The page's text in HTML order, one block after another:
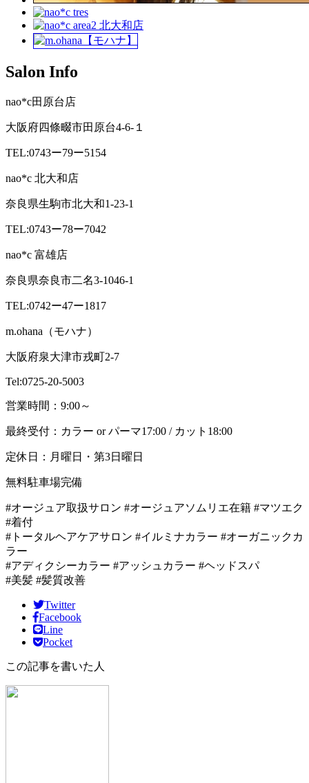
Salon Info
nao*c田原台店
大阪府四條畷市田原台4-6-１
TEL:0743ー79ー5154
nao*c 北大和店
奈良県生駒市北大和1-23-1
TEL:0743ー78ー7042
nao*c 富雄店
奈良県奈良市二名3-1046-1
TEL:0742ー47ー1817
m.ohana（モハナ）
大阪府泉大津市戎町2-7
Tel:0725-20-5003
営業時間：9:00～
最終受付：カラー or パーマ17:00 / カット18:00
定休日：月曜日・第3日曜日
無料駐車場完備
#オージュア取扱サロン #オージュアソムリエ在籍 #マツエク
#着付
#トータルヘアケアサロン #イルミナカラー #オーガニックカ
ラー
#アディクシーカラー #アッシュカラー #ヘッドスパ
#美髪 #髪質改善
Twitter
Facebook
Line
Pocket
この記事を書いた人